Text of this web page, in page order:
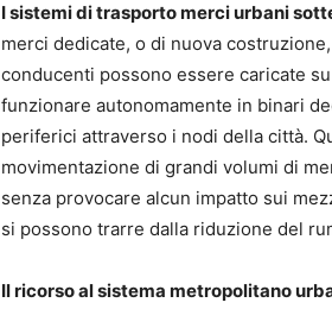
I sistemi di trasporto merci urbani
merci dedicate, o di nuova
conducenti possono essere caricate
funzionare autonomamente in binari
periferici attraverso i nodi della città.
movimentazione di grandi volumi di
senza provocare alcun impatto sui
si possono trarre dalla riduzione del
Il ricorso al sistema metropolitano